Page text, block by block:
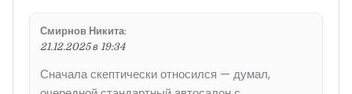
Смирнов Никита:
21.12.2025 в 19:34
Сначала скептически относился — думал,